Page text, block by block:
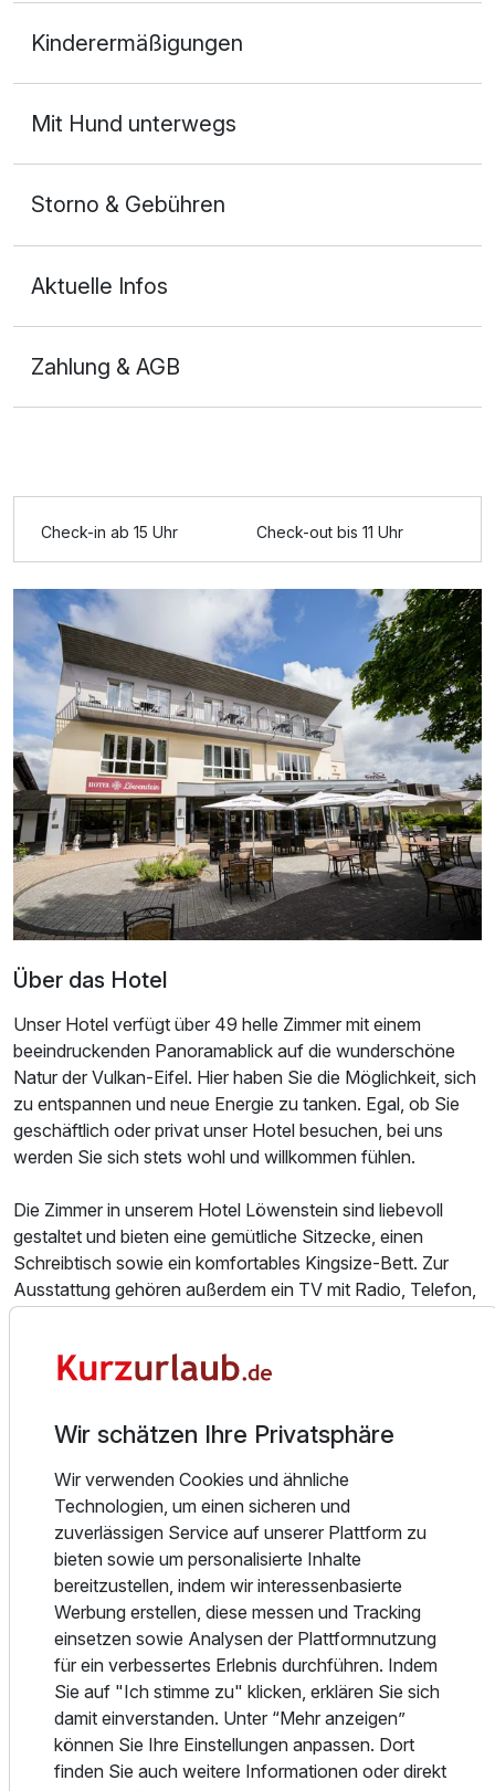
2 Erwachsene und 1 Kind
Zusatznächte
Für 2 Tage p.P. ab52,50 €
Doppelzimmer Standard
2 Erwachsene
Ausstattung
Für 2 Tage p.P. ab45,00 €
Kinderermäßigungen
Mit Hund unterwegs
Storno & Gebühren
Aktuelle Infos
Zahlung & AGB
Check-in ab 15 Uhr Check-out bis 11 Uhr
Über das Hotel
Unser Hotel verfügt über 49 helle Zimmer mit einem
beeindruckenden Panoramablick auf die wunderschöne
Natur der Vulkan-Eifel. Hier haben Sie die Möglichkeit, sich
zu entspannen und neue Energie zu tanken. Egal, ob Sie
geschäftlich oder privat unser Hotel besuchen, bei uns
werden Sie sich stets wohl und willkommen fühlen.
Die Zimmer in unserem Hotel Löwenstein sind liebevoll
gestaltet und bieten eine gemütliche Sitzecke, einen
Schreibtisch sowie ein komfortables Kingsize-Bett. Zur
Ausstattung gehören außerdem ein TV mit Radio, Telefon,
Wecker und Safe. Besonders hervorzuheben sind unsere
Ausblick. Kostenloses WLAN steht unseren Gästen im
dem großzügigen Außenstellplatz.
Unser Wohlfühlhotel Löwenstein liegt eingebettet in die
abwechslungsreiche Landschaft der Vulkaneifel, hoch
oben über dem idyllischen Örtchen Gerolstein. Vor unserer
Haustür erstreckt sich das wunderschöne Waldgebiet mit
der Dietzenley, der Büschkapelle und zahlreichen Wander-,
Mountainbike- und Radrouten. Der "Waldlehrpfad" bietet
der ganzen Familie interessante Einblicke in Flora und
Fauna der vielfältigen Umgebung.
Nach einem aktiven Tag laden wir Sie ein, in unserer
kleinen Saunalandschaft mit Dampfbad, Innen- und
Außensauna zu entspannen (je nach gewähltem Angebot
Wir schätzen Ihre Privatsphäre
Wir verwenden Cookies und ähnliche
Technologien, um einen sicheren und
zuverlässigen Service auf unserer Plattform zu
bieten sowie um personalisierte Inhalte
bereitzustellen, indem wir interessenbasierte
Werbung erstellen, diese messen und Tracking
einsetzen sowie Analysen der Plattformnutzung
für ein verbessertes Erlebnis durchführen. Indem
Sie auf "Ich stimme zu" klicken, erklären Sie sich
damit einverstanden. Unter “Mehr anzeigen”
können Sie Ihre Einstellungen anpassen. Dort
finden Sie auch weitere Informationen oder direkt